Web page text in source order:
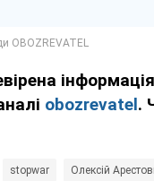
obozrevatel.
stopwar Олексій